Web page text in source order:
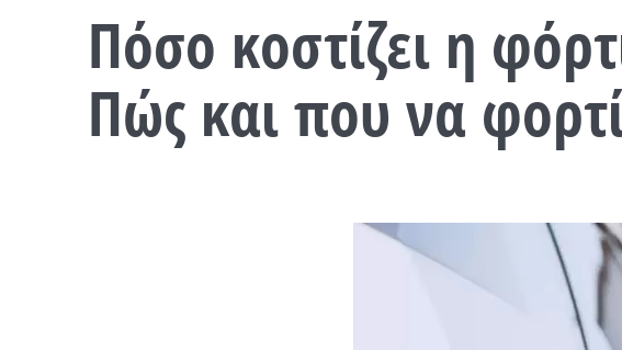
Πόσο κοστίζει η
Πώς και που να